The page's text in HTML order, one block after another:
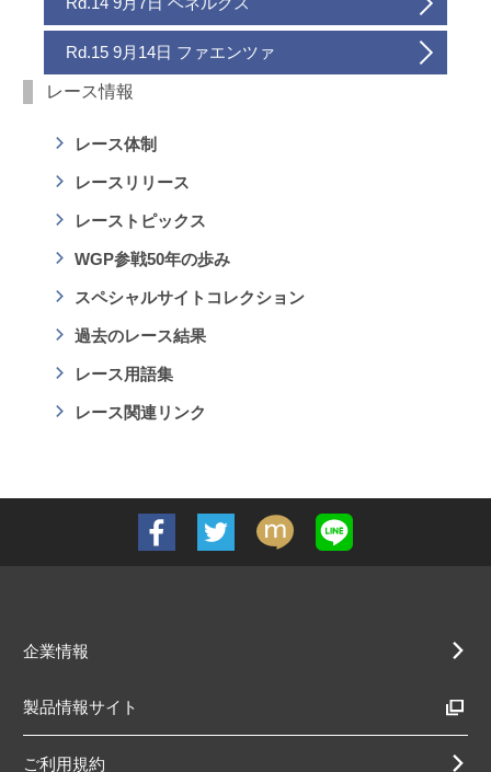
Rd.15 9月14日 ファエンツァ
レース情報
レース体制
レースリリース
レーストピックス
WGP参戦50年の歩み
スペシャルサイトコレクション
過去のレース結果
レース用語集
レース関連リンク
企業情報
製品情報サイト
ご利用規約